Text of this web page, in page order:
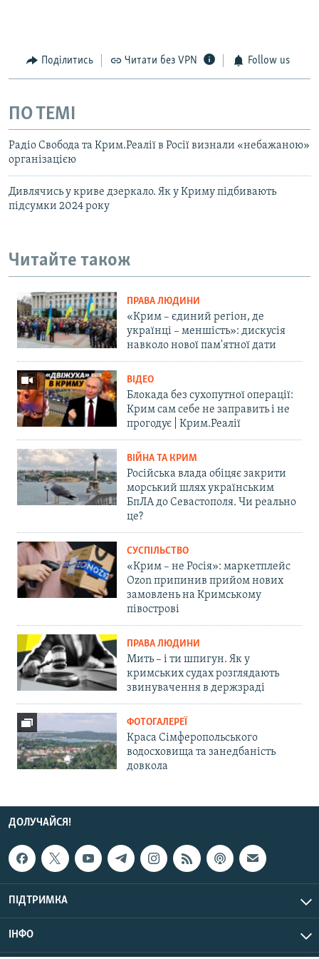
Поділитись Читати без VPN Follow us
ПО ТЕМІ
Радіо Свобода та Крим.Реалії в Росії визнали «небажаною»
організацією
Дивлячись у криве дзеркало. Як у Криму підбивають
підсумки 2024 року
Читайте також
ПРАВА ЛЮДИНИ
«Крим – єдиний регіон, де
українці – меншість»: дискусія
навколо нової пам'ятної дати
ВІДЕО
Блокада без сухопутної операції:
Крим сам себе не заправить і не
прогодує | Крим.Реалії
ВІЙНА ТА КРИМ
Російська влада обіцяє закрити
морський шлях українським
БпЛА до Севастополя. Чи реально
це?
СУСПІЛЬСТВО
«Крим – не Росія»: маркетплейс
Ozon припинив прийом нових
замовлень на Кримському
півострові
ПРАВА ЛЮДИНИ
Мить – і ти шпигун. Як у
кримських судах розглядають
звинувачення в держзраді
ФОТОГАЛЕРЕЇ
Краса Сімферопольського
водосховища та занедбаність
довкола
ДОЛУЧАЙСЯ!
ПІДТРИМКА
ІНФО